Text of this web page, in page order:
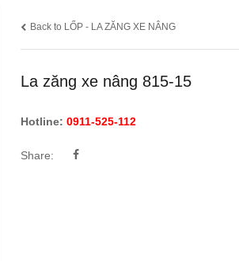
Back to LỐP - LA ZĂNG XE NÂNG
La zăng xe nâng 815-15
Hotline: 0911-525-112
Share: